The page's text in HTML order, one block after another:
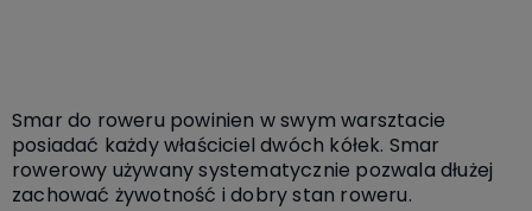
Smar do roweru powinien w swym warsztacie
posiadać każdy właściciel dwóch kółek. Smar
rowerowy używany systematycznie pozwala dłużej
zachować żywotność i dobry stan roweru.